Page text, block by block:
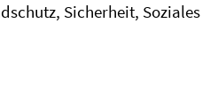
Sicherheit, Soziales